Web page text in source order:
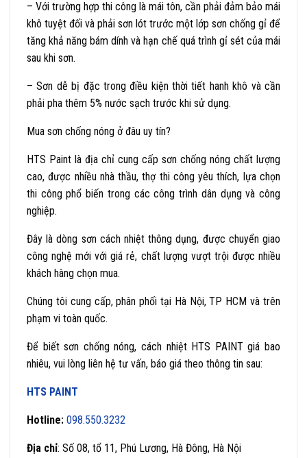
– Với trường hợp thi công là mái tôn, cần phải đảm bảo mái
khô tuyệt đối và phải sơn lót trước một lớp sơn chống gỉ để
tăng khả năng bám dính và hạn chế quá trình gỉ sét của mái
sau khi sơn.
– Sơn dễ bị đặc trong điều kiện thời tiết hanh khô và cần
phải pha thêm 5% nước sạch trước khi sử dụng.
Mua sơn chống nóng ở đâu uy tín?
HTS Paint là địa chỉ cung cấp sơn chống nóng chất lượng
cao, được nhiều nhà thầu, thợ thi công yêu thích, lựa chọn
thi công phổ biến trong các công trình dân dụng và công
nghiệp.
Đây là dòng sơn cách nhiệt thông dụng, được chuyển giao
công nghệ mới với giá rẻ, chất lượng vượt trội được nhiều
khách hàng chọn mua.
Chúng tôi cung cấp, phân phối tại Hà Nội, TP HCM và trên
phạm vi toàn quốc.
Để biết sơn chống nóng, cách nhiệt HTS PAINT giá bao
nhiêu, vui lòng liên hệ tư vấn, báo giá theo thông tin sau:
HTS PAINT
Hotline: 098.550.3232
Địa chỉ: Số 08, tổ 11, Phú Lương, Hà Đông, Hà Nội